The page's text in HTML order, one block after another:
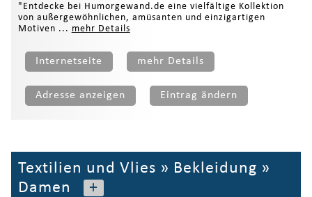
"Entdecke bei Humorgewand.de eine vielfältige Kollektion
von außergewöhnlichen, amüsanten und einzigartigen
Motiven ... mehr Details
Internetseite mehr Details
Adresse anzeigen Eintrag ändern
Textilien und Vlies » Bekleidung »
Damen
+